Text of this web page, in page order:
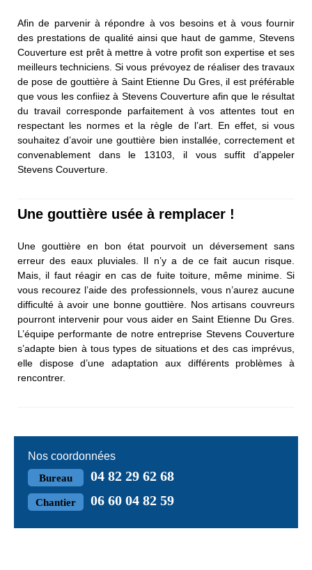
Afin de parvenir à répondre à vos besoins et à vous fournir
des prestations de qualité ainsi que haut de gamme, Stevens
Couverture est prêt à mettre à votre profit son expertise et ses
meilleurs techniciens. Si vous prévoyez de réaliser des travaux
de pose de gouttière à Saint Etienne Du Gres, il est préférable
que vous les confiiez à Stevens Couverture afin que le résultat
du travail corresponde parfaitement à vos attentes tout en
respectant les normes et la règle de l’art. En effet, si vous
souhaitez d’avoir une gouttière bien installée, correctement et
convenablement dans le 13103, il vous suffit d’appeler
Stevens Couverture.
Une gouttière usée à remplacer !
Une gouttière en bon état pourvoit un déversement sans
erreur des eaux pluviales. Il n’y a de ce fait aucun risque.
Mais, il faut réagir en cas de fuite toiture, même minime. Si
vous recourez l’aide des professionnels, vous n’aurez aucune
difficulté à avoir une bonne gouttière. Nos artisans couvreurs
pourront intervenir pour vous aider en Saint Etienne Du Gres.
L’équipe performante de notre entreprise Stevens Couverture
s’adapte bien à tous types de situations et des cas imprévus,
elle dispose d’une adaptation aux différents problèmes à
rencontrer.
Nos coordonnées
Bureau 04 82 29 62 68
Chantier 06 60 04 82 59